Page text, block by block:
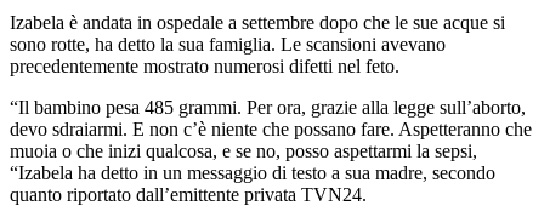
Izabela è andata in ospedale a settembre dopo che le sue acque si
sono rotte, ha detto la sua famiglia. Le scansioni avevano
precedentemente mostrato numerosi difetti nel feto.
“Il bambino pesa 485 grammi. Per ora, grazie alla legge sull’aborto,
devo sdraiarmi. E non c’è niente che possano fare. Aspetteranno che
muoia o che inizi qualcosa, e se no, posso aspettarmi la sepsi,
“Izabela ha detto in un messaggio di testo a sua madre, secondo
quanto riportato dall’emittente privata TVN24.